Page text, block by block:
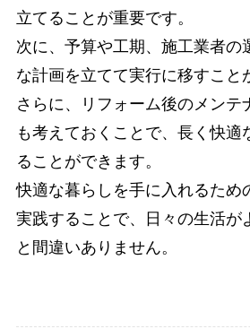
立てることが重要です。
次に、予算や工期、施工業者の
な計画を立てて実行に移すこと
さらに、リフォーム後のメンテ
も考えておくことで、長く快適
ることができます。
快適な暮らしを手に入れるため
実践することで、日々の生活が
と間違いありません。